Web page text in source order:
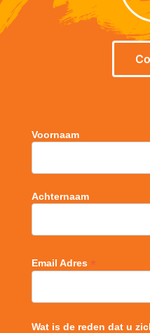
Voornaam
Achternaam
Email Adres *
Wat is de reden dat u